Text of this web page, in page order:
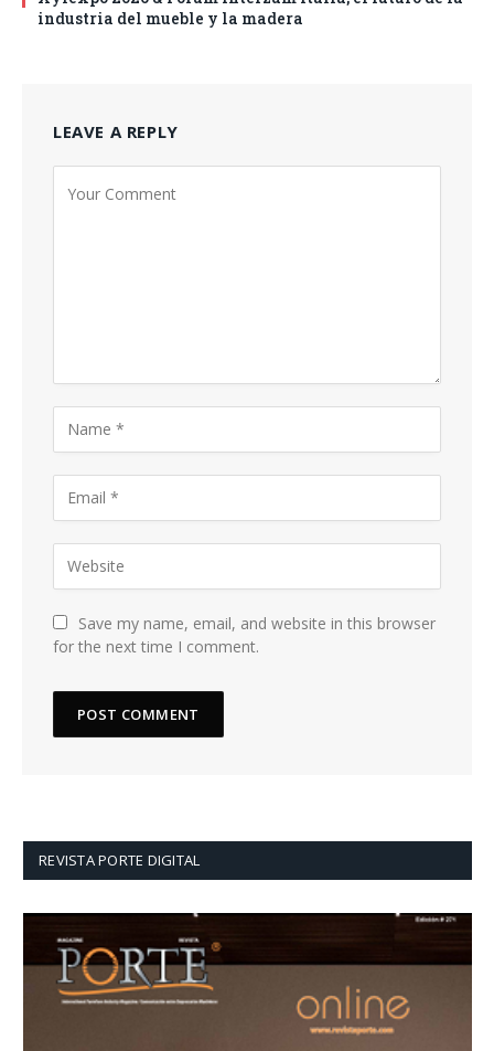
industria del mueble y la madera
LEAVE A REPLY
Save my name, email, and website in this browser
for the next time I comment.
REVISTA PORTE DIGITAL